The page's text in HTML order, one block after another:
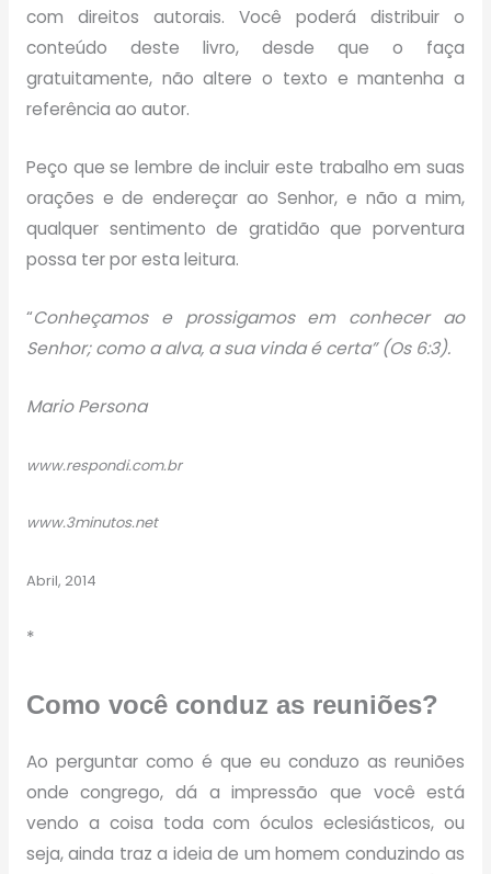
com direitos autorais. Você poderá distribuir o
conteúdo deste livro, desde que o faça
gratuitamente, não altere o texto e mantenha a
referência ao autor.
Peço que se lembre de incluir este trabalho em suas
orações e de endereçar ao Senhor, e não a mim,
qualquer sentimento de gratidão que porventura
possa ter por esta leitura.
“Conheçamos e prossigamos em conhecer ao
Senhor; como a alva, a sua vinda é certa” (Os 6:3).
Mario Persona
www.respondi.com.br
www.3minutos.net
Abril, 2014
*
Como você conduz as reuniões?
Ao perguntar como é que eu conduzo as reuniões
onde congrego, dá a impressão que você está
vendo a coisa toda com óculos eclesiásticos, ou
seja, ainda traz a ideia de um homem conduzindo as